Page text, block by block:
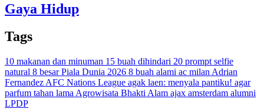
Gaya Hidup
Tags
10 makanan dan minuman 15 buah dihindari 20 prompt selfie
natural 8 besar Piala Dunia 2026 8 buah alami ac milan Adrian
Fernandez AFC Nations League agak laen: menyala pantiku! agar
parfum tahan lama Agrowisata Bhakti Alam ajax amsterdam alumni
LPDP